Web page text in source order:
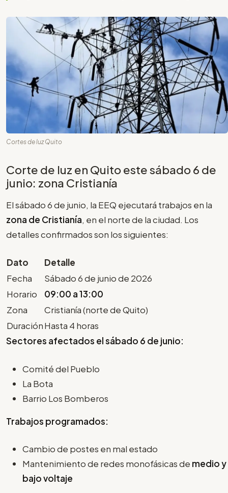
Cortes de luz Quito
Corte de luz en Quito este sábado 6 de
junio: zona Cristianía
El sábado 6 de junio, la EEQ ejecutará trabajos en la
zona de Cristianía, en el norte de la ciudad. Los
detalles confirmados son los siguientes:
Dato
Detalle
Fecha
Sábado 6 de junio de 2026
Horario
09:00 a 13:00
Zona
Cristianía (norte de Quito)
DuraciónHasta 4 horas
Sectores afectados el sábado 6 de junio:
Comité del Pueblo
La Bota
Barrio Los Bomberos
Trabajos programados:
Cambio de postes en mal estado
Mantenimiento de redes monofásicas de medio y
bajo voltaje